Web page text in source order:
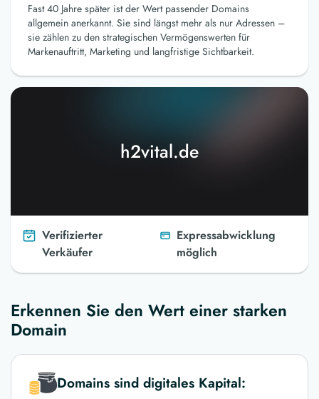
h2vital.de
Verifizierter
Verkäufer
Expressabwicklung
möglich
Erkennen Sie den Wert einer starken
Domain
Domains sind digitales Kapital:
Fast 40 Jahre später ist der Wert passender Domains
allgemein anerkannt. Sie sind längst mehr als nur Adressen –
sie zählen zu den strategischen Vermögenswerten für
Markenauftritt, Marketing und langfristige Sichtbarkeit.